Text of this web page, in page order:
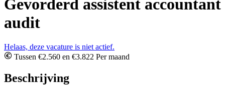
Gevorderd assistent accountant
audit
Helaas, deze vacature is niet actief.
Tussen €2.560 en €3.822 Per maand
Beschrijving